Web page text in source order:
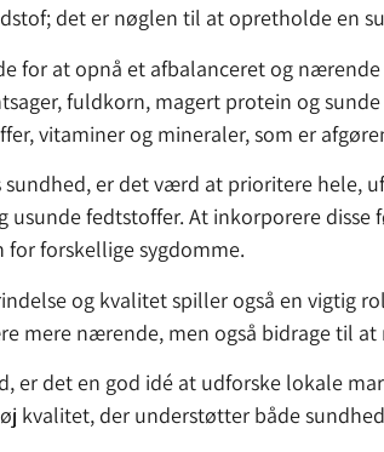
det er nøglen til at opretholde en
for at opnå et afbalanceret og
fuldkorn, magert protein og
vitaminer og mineraler, som er
sundhed, er det værd at prioritere
fedtstoffer. At inkorporere
forskellige sygdomme.
og kvalitet spiller også en vigtig
mere nærende, men også bidrage til
er det en god idé at udforske lokale
kvalitet, der understøtter både